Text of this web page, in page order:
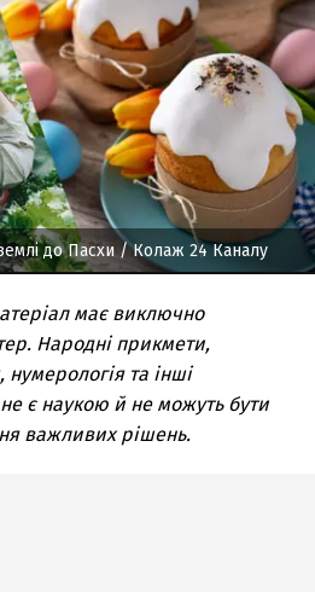
до Пасхи/ Колаж 24 Каналу
має виключно
Народні прикмети,
нумерологія та інші
є наукою й не можуть бути
важливих рішень.